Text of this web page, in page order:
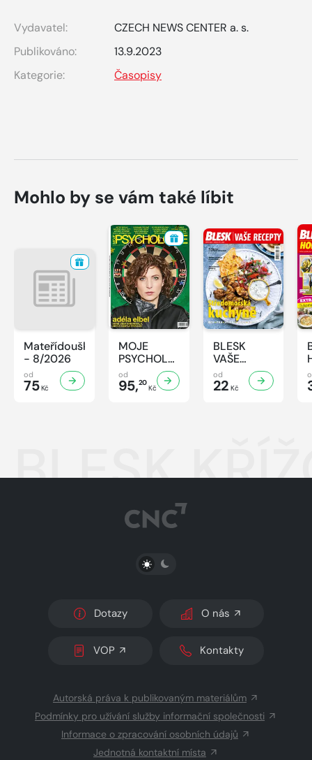
Vydavatel:
CZECH NEWS CENTER a. s.
Publikováno:
13.9.2023
Kategorie:
Časopisy
Mohlo by se vám také líbit
Mateřídouška
- 8/2026
od
75Kč
MOJE
PSYCHOLOGIE
- 8/2026
od
95,20
Kč
BLESK
VAŠE
RECEPTY -
8/2026
od
22 Kč
BLESK
PŘEPNOUT SVĚTLÝ/TMAVÝ REŽIM
Dotazy O nás
VOP Kontakty
Autorská práva k publikovaným materiálům
Podmínky pro užívání služby informační společnosti
Informace o zpracování osobních údajů
Jednotná kontaktní místa